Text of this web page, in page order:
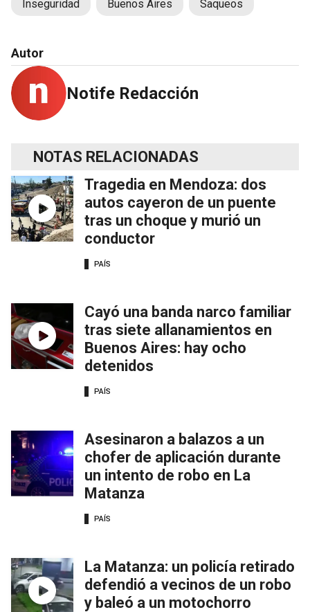
Inseguridad Buenos Aires Saqueos
Autor
Notife Redacción
NOTAS RELACIONADAS
Tragedia en Mendoza: dos
autos cayeron de un puente
tras un choque y murió un
conductor
PAÍS
Cayó una banda narco familiar
tras siete allanamientos en
Buenos Aires: hay ocho
detenidos
PAÍS
Asesinaron a balazos a un
chofer de aplicación durante
un intento de robo en La
Matanza
PAÍS
La Matanza: un policía retirado
defendió a vecinos de un robo
y baleó a un motochorro